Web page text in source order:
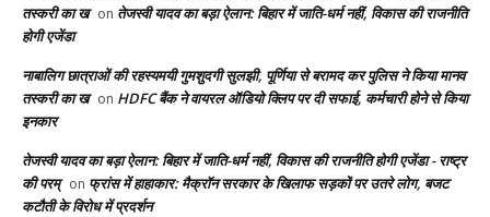
तस्करी का ख on तेजस्वी यादव का बड़ा ऐलान: बिहार में जाति-धर्म नहीं, विकास की राजनीति
होगी एजेंडा
नाबालिग छात्राओं की रहस्यमयी गुमशुदगी सुलझी, पूर्णिया से बरामद कर पुलिस ने किया मानव
तस्करी का ख on HDFC बैंक ने वायरल ऑडियो क्लिप पर दी सफाई, कर्मचारी होने से किया
इनकार
तेजस्वी यादव का बड़ा ऐलान: बिहार में जाति-धर्म नहीं, विकास की राजनीति होगी एजेंडा - राष्ट्र
की परम् on फ्रांस में हाहाकार: मैक्रॉन सरकार के खिलाफ सड़कों पर उतरे लोग, बजट
कटौती के विरोध में प्रदर्शन